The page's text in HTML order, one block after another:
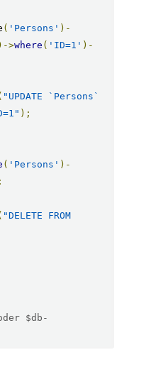
( 'Persons' )-
>where ( 'ID=1' )-
"UPDATE `Persons`
);
( 'Persons' )-
"DELETE FROM
$db-